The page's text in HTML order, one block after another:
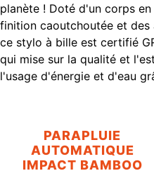
planète ! Doté d'un corps
finition caoutchoutée et des
ce stylo à bille est certifié
qui mise sur la qualité et
l'usage d'énergie et d'eau
PARAPLUIE
AUTOMATIQUE
IMPACT BAMBOO